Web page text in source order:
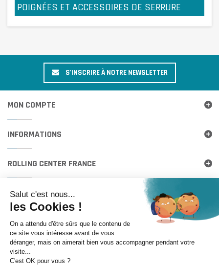
POIGNÉES ET ACCESSOIRES DE SERRURE
S'INSCRIRE À NOTRE NEWSLETTER
MON COMPTE
INFORMATIONS
ROLLING CENTER FRANCE